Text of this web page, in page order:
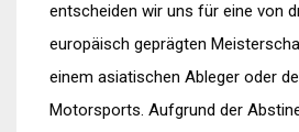
entscheiden wir uns für eine von
europäisch geprägten
einem asiatischen Ableger oder
Motorsports. Aufgrund der